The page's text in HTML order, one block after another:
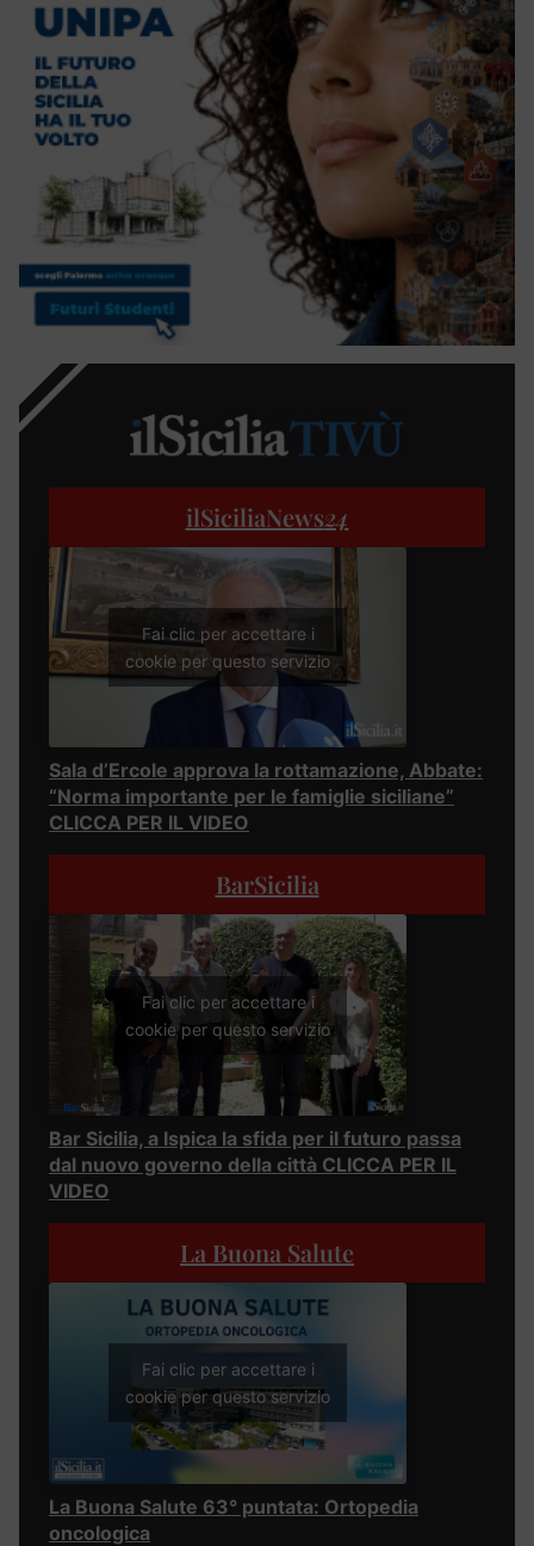
ilSiciliaNews24
Fai clic per accettare i
cookie per questo servizio
Sala d’Ercole approva la rottamazione, Abbate:
“Norma importante per le famiglie siciliane”
CLICCA PER IL VIDEO
BarSicilia
Fai clic per accettare i
cookie per questo servizio
Bar Sicilia, a Ispica la sfida per il futuro passa
dal nuovo governo della città CLICCA PER IL
VIDEO
La Buona Salute
Fai clic per accettare i
cookie per questo servizio
La Buona Salute 63° puntata: Ortopedia
oncologica